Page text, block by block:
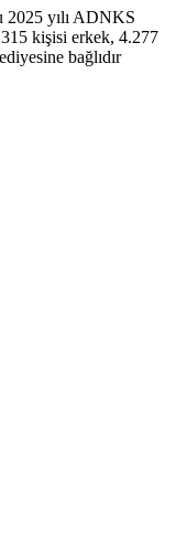
yılı ADNKS
kişisi erkek, 4.277
bağlıdır